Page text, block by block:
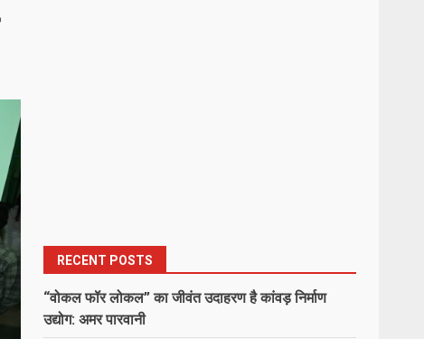
RECENT POSTS
“वोकल फॉर लोकल” का जीवंत उदाहरण है कांवड़ निर्माण
उद्योग: अमर पारवानी